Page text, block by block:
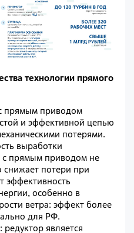
технологии прямого
прямым приводом
и эффективной цепью
потерями.
выработки
с прямым приводом не
снижает потери при
эффективность
особенно в
ветра: эффект более
для РФ.
является